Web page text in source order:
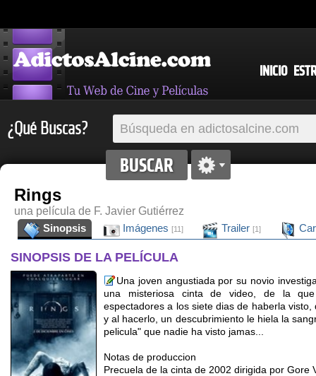
INICIO
¿Qué Buscas?
Rings
una película de F. Javier Gutiérrez
Sinopsis
Imágenes [11] Trailer [1]
SINOPSIS DE LA PELÍCULA
Una joven angustiada por su novio
una misteriosa cinta de video, de la
espectadores a los siete dias de haberla
y al hacerlo, un descubrimiento le hiela la
pelicula" que nadie ha visto jamas...
Notas de produccion
Precuela de la cinta de 2002 dirigida por Gore